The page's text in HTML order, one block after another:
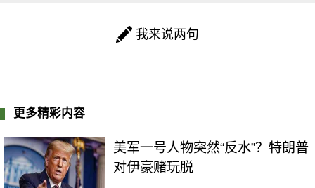
我来说两句
更多精彩内容
美军一号人物突然“反水”？特朗普
对伊豪赌玩脱